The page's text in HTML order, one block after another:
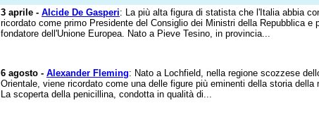
3 aprile - Alcide De Gasperi: La più alta figura di statista che l'Italia abbia
ricordato come primo Presidente del Consiglio dei Ministri della Repubblica e
fondatore dell'Unione Europea. Nato a Pieve Tesino, in provincia...
6 agosto - Alexander Fleming: Nato a Lochfield, nella regione scozzese
Orientale, viene ricordato come una delle figure più eminenti della storia della
La scoperta della penicillina, condotta in qualità di...